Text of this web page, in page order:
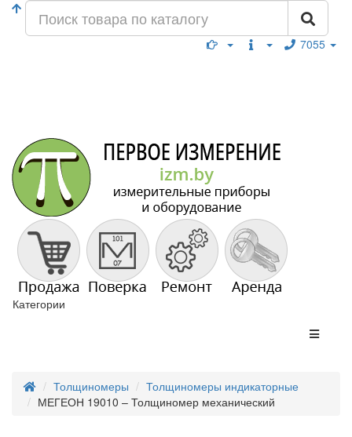
7055
Категории
Толщиномеры
Толщиномеры индикаторные
МЕГЕОН 19010 – Толщиномер механический